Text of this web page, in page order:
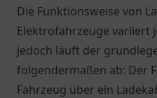
Die Funktionsweise von
Elektrofahrzeuge variiert
jedoch läuft der
folgendermaßen ab: Der
Fahrzeug über ein